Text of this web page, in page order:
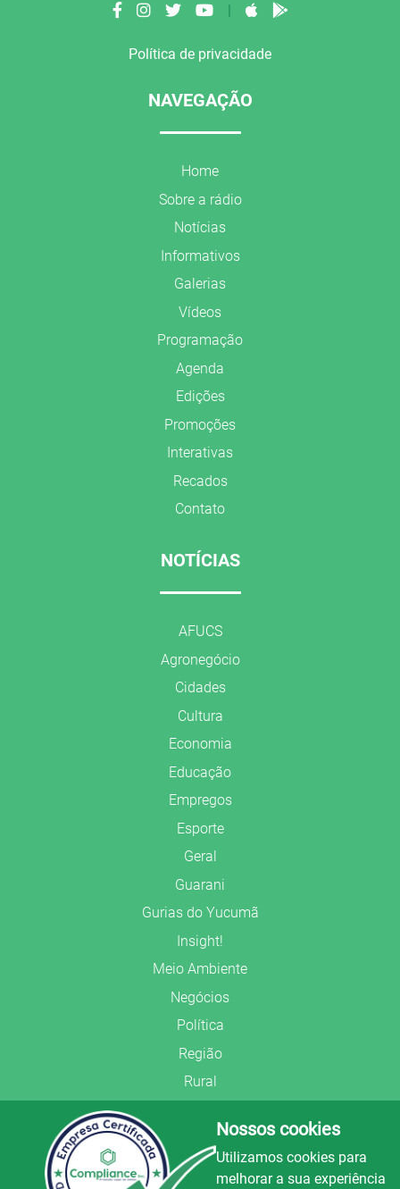
|
Política de privacidade
NAVEGAÇÃO
Home
Sobre a rádio
Notícias
Informativos
Galerias
Vídeos
Programação
Agenda
Edições
Promoções
Interativas
Recados
Contato
NOTÍCIAS
AFUCS
Agronegócio
Cidades
Cultura
Economia
Educação
Empregos
Esporte
Geral
Guarani
Gurias do Yucumã
Insight!
Meio Ambiente
Negócios
Política
Região
Rural
Segurança Pública
União Frederiquense
Nossos cookies
Utilizamos cookies para
melhorar a sua experiência